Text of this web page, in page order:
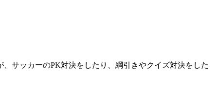
サッカーのPK対決をしたり、綱引きやクイズ対決をした